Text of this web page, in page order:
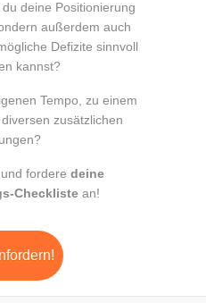
deine Positionierung
außerdem auch
Defizite sinnvoll
kannst?
Tempo, zu einem
zusätzlichen
und forderedeine
Checklistean!